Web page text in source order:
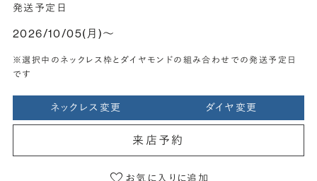
発送予定日
2026/10/05(月)〜
※選択中のネックレス枠とダイヤモンドの組み合わせでの発送予定日
です
ネックレス変更 ダイヤ変更
来店予約
お気に入りに追加